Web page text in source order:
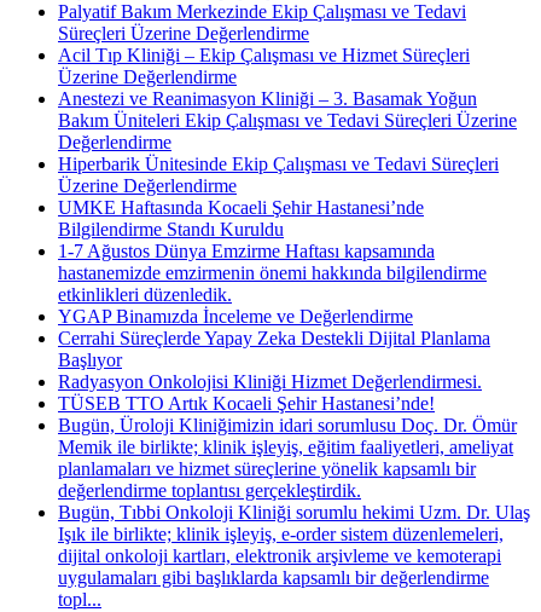
Palyatif Bakım Merkezinde Ekip Çalışması ve Tedavi
Süreçleri Üzerine Değerlendirme
Acil Tıp Kliniği – Ekip Çalışması ve Hizmet Süreçleri
Üzerine Değerlendirme
Anestezi ve Reanimasyon Kliniği – 3. Basamak Yoğun
Bakım Üniteleri Ekip Çalışması ve Tedavi Süreçleri Üzerine
Değerlendirme
Hiperbarik Ünitesinde Ekip Çalışması ve Tedavi Süreçleri
Üzerine Değerlendirme
UMKE Haftasında Kocaeli Şehir Hastanesi’nde
Bilgilendirme Standı Kuruldu
1-7 Ağustos Dünya Emzirme Haftası kapsamında
hastanemizde emzirmenin önemi hakkında bilgilendirme
etkinlikleri düzenledik.
YGAP Binamızda İnceleme ve Değerlendirme
Cerrahi Süreçlerde Yapay Zeka Destekli Dijital Planlama
Başlıyor
Radyasyon Onkolojisi Kliniği Hizmet Değerlendirmesi.
TÜSEB TTO Artık Kocaeli Şehir Hastanesi’nde!
Bugün, Üroloji Kliniğimizin idari sorumlusu Doç. Dr. Ömür
Memik ile birlikte; klinik işleyiş, eğitim faaliyetleri, ameliyat
planlamaları ve hizmet süreçlerine yönelik kapsamlı bir
değerlendirme toplantısı gerçekleştirdik.
Bugün, Tıbbi Onkoloji Kliniği sorumlu hekimi Uzm. Dr. Ulaş
Işık ile birlikte; klinik işleyiş, e-order sistem düzenlemeleri,
dijital onkoloji kartları, elektronik arşivleme ve kemoterapi
uygulamaları gibi başlıklarda kapsamlı bir değerlendirme
topl...